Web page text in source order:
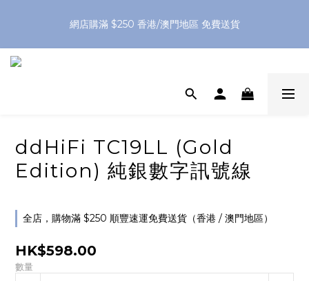
網店購滿 $250 香港/澳門地區 免費送貨
XPay（先買後付 免息分 3 期）- 新用戶首次消費滿 HK$100 即
ddHiFi TC19LL (Gold
Edition) 純銀數字訊號線
全店，購物滿 $250 順豐速運免費送貨（香港 / 澳門地區）
HK$598.00
數量